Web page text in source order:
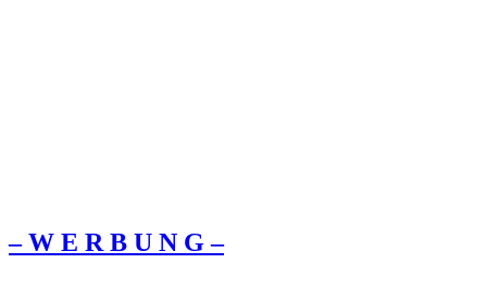
– W Ε R Β U Ν G –